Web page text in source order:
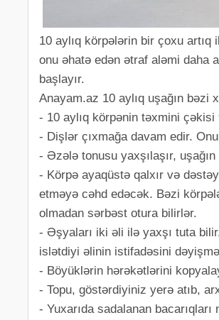
10 aylıq körpələrin bir çoxu artıq
onu əhatə edən ətraf aləmi daha
başlayır.
Anayam.az 10 aylıq uşağın bəzi
- 10 aylıq körpənin təxmini çəkisi
- Dişlər çıxmağa davam edir.
- Əzələ tonusu yaxşılaşır,
- Körpə ayaqüstə qalxır və
etməyə cəhd edəcək. Bəzi
olmadan sərbəst otura bilirlər.
- Əşyaları iki əli ilə yaxşı tuta
islətdiyi əlinin istifadəsini
- Böyüklərin hərəkətlərini
- Topu, göstərdiyiniz yerə atıb,
- Yuxarıda sadalanan